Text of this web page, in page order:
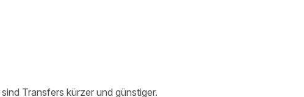
Transfers kürzer und günstiger.